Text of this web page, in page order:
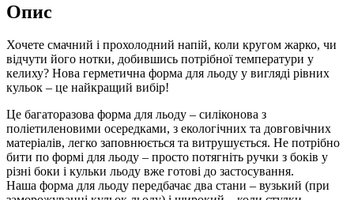
curlingAND
561
кількість
Опис
Хочете смачний і прохолодний напій, коли кругом жарко, чи
відчути його нотки, добившись потрібної температури у
келиху? Нова герметична форма для льоду у вигляді рівних
кульок – це найкращий вибір!
Це багаторазова форма для льоду – силіконова з
поліетиленовими осередками, з екологічних та довговічних
матеріалів, легко заповнюється та витрушується. Не потрібно
бити по формі для льоду – просто потягніть ручки з боків у
різні боки і кульки льоду вже готові до застосування.
Наша форма для льоду передбачає два стани – вузький (при